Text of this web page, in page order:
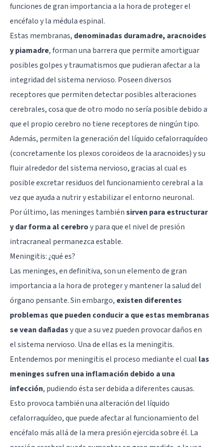
funciones de gran importancia a la hora de proteger el
encéfalo y la médula espinal.
Estas membranas, denominadas duramadre, aracnoides
y piamadre, forman una barrera que permite amortiguar
posibles golpes y traumatismos que pudieran afectar a la
integridad del sistema nervioso. Poseen diversos
receptores que permiten detectar posibles alteraciones
cerebrales, cosa que de otro modo no sería posible debido a
que el propio cerebro no tiene receptores de ningún tipo.
Además, permiten la generación del líquido cefalorraquídeo
(concretamente los plexos coroideos de la aracnoides) y su
fluir alrededor del sistema nervioso, gracias al cual es
posible excretar residuos del funcionamiento cerebral a la
vez que ayuda a nutrir y estabilizar el entorno neuronal.
Por último, las meninges tambiénsirven para estructurar
y dar forma al cerebroy para que el nivel de presión
intracraneal permanezca estable.
Meningitis: ¿qué es?
Las meninges, en definitiva, son un elemento de gran
importancia a la hora de proteger y mantener la salud del
órgano pensante. Sin embargo, existen diferentes
problemas que pueden conducir a que estas membranas
se vean dañadasy que a su vez pueden provocar daños en
el sistema nervioso. Una de ellas es la meningitis.
Entendemos por meningitis el proceso mediante el cual las
meninges sufren una inflamación debido a una
infección, pudiendo ésta ser debida a diferentes causas.
Esto provoca también una alteración del líquido
cefalorraquídeo, que puede afectar al funcionamiento del
encéfalo más allá de la mera presión ejercida sobre él. La